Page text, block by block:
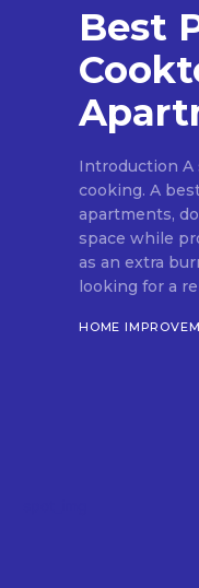
Best
Introduction A
cooking. A
apartments,
space while
as an extra
looking for a
HOME